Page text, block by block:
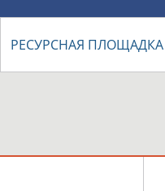
РЕСУРСНАЯ ПЛОЩАДКА